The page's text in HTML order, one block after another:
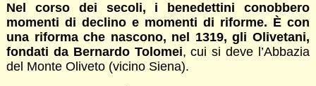
Nel corso dei secoli, i benedettini conobbero
momenti di declino e momenti di riforme. È con
una riforma che nascono, nel 1319, gli Olivetani,
fondati da Bernardo Tolomei, cui si deve l’Abbazia
del Monte Oliveto (vicino Siena).